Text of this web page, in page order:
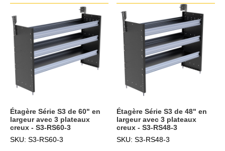
Étagère Série S3 de 60" en
largeur avec 3 plateaux
creux - S3-RS60-3
SKU: S3-RS60-3
Étagère Série S3 de 48" en
largeur avec 3 plateaux
creux - S3-RS48-3
SKU: S3-RS48-3